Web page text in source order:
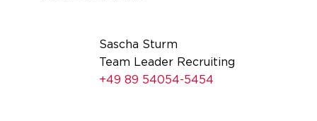
Sascha Sturm
Team Leader Recruiting
+49 89 54054-5454